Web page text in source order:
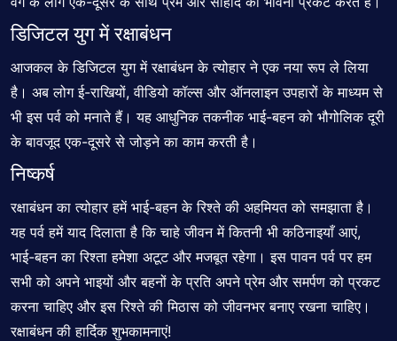
डिजिटल युग में रक्षाबंधन
आजकल के डिजिटल युग में रक्षाबंधन के त्योहार ने एक नया रूप ले लिया
है। अब लोग ई-राखियों, वीडियो कॉल्स और ऑनलाइन उपहारों के माध्यम से
भी इस पर्व को मनाते हैं। यह आधुनिक तकनीक भाई-बहन को भौगोलिक दूरी
के बावजूद एक-दूसरे से जोड़ने का काम करती है।
निष्कर्ष
रक्षाबंधन का त्योहार हमें भाई-बहन के रिश्ते की अहमियत कोसमझाता है।
यह पर्व हमें याद दिलाता है कि चाहे जीवन में कितनी भी कठिनाइयाँ आएं,
भाई-बहन का रिश्ता हमेशा अटूट और मजबूत रहेगा। इस पावन पर्व पर हम
सभी को अपने भाइयों और बहनों के प्रति अपने प्रेम और समर्पण को प्रकट
करना चाहिए और इस रिश्ते की मिठास को जीवनभर बनाए रखना चाहिए।
रक्षाबंधन की हार्दिक शुभकामनाएं!